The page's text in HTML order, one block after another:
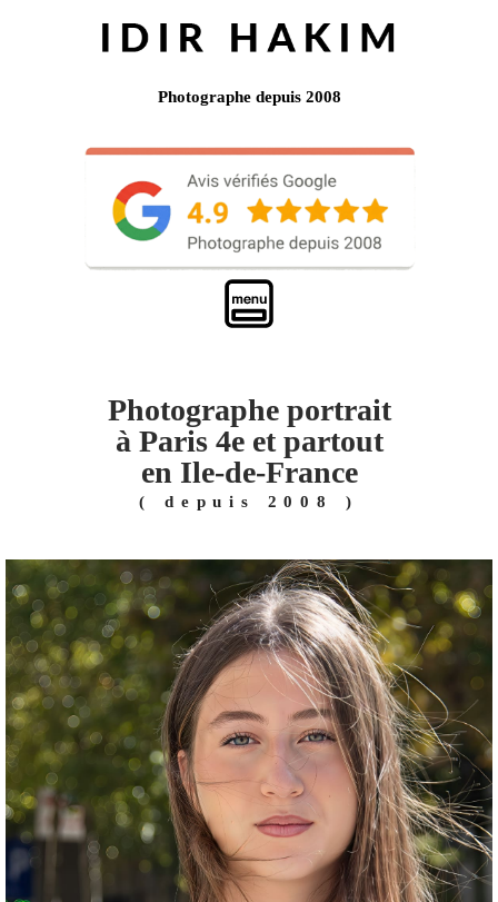
Photographe depuis 2008
Photographe portrait
à Paris 4e et partout
en Ile-de-France
( depuis 2008 )